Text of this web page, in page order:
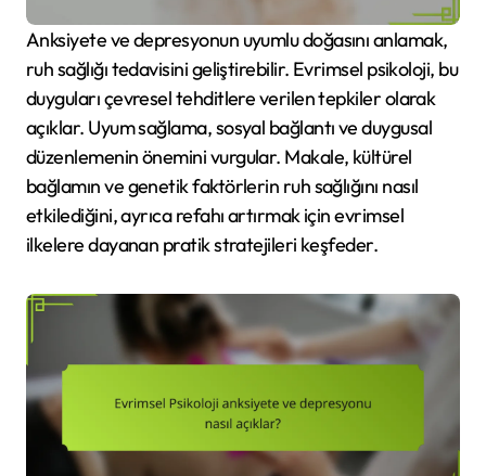
Anksiyete ve depresyonun uyumlu doğasını anlamak,
ruh sağlığı tedavisini geliştirebilir. Evrimsel psikoloji, bu
duyguları çevresel tehditlere verilen tepkiler olarak
açıklar. Uyum sağlama, sosyal bağlantı ve duygusal
düzenlemenin önemini vurgular. Makale, kültürel
bağlamın ve genetik faktörlerin ruh sağlığını nasıl
etkilediğini, ayrıca refahı artırmak için evrimsel
ilkelere dayanan pratik stratejileri keşfeder.